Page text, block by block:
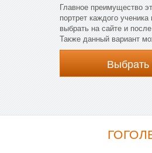
Главное преимущество
портрет каждого
выбрать на сайте и
Также данный вариант